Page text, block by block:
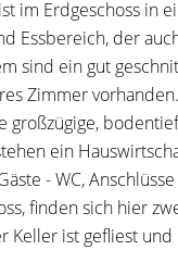
im Erdgeschoss
Essbereich, der
sind ein gut
Zimmer
ein
- WC,
finden sich hier
Keller ist gefliest